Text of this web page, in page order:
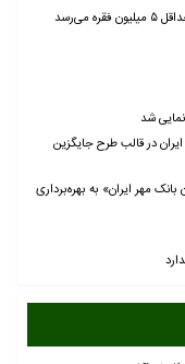
شد
در قالب طرح جایگزین
مهر ایران» به بهره‌برداری